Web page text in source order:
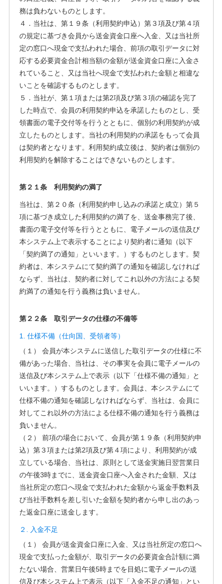
務は負わないものとします。
４．当社は、第１９条（利用契約申込）第３項及び第４項
の規定に基づき会員から送金資金口座へ入金、又は当社所
定の窓口へ現金で支払われた場合、前項の取引データに対
応する必要資金合計相当額の金額が送金資金口座に入金さ
れていること、又は当社へ現金で支払われた金額と相違な
いことを確認するものとします。
５．当社が、第１項または第2項及び第３項の確認を完了
した時点で、会員の利用契約申込を承諾したものとし、受
領書面の電子交付等を行うとともに、個別の利用契約が成
立したものとします。当社の利用契約の承諾をもって会員
は契約者となります。利用契約成立後は、契約者は個別の
利用契約を解除することはできないものとします。
第２１条 利用契約の満了
当社は、第２０条（利用契約申し込みの承諾と成立）第５
項に基づき成立した利用契約の満了を、送金事務完了後、
書面の電子交付等を行うとともに、電子メールの送信及び
本システム上で表示することにより契約者に通知（以下
「契約満了の通知」といいます。）するものとします。契
約者は、本システムにて契約満了の通知を確認しなければ
ならず、当社は、契約者に対してこれ以外の方法による契
約満了の通知を行う義務は負いません。
第２２条 取引データの仕様の不備等
1. 仕様不備（仕向国、受領者等）
（１） 会員が本システムに送信した取引データの仕様に不
備があった場合、当社は、その事実を会員に電子メールの
送信及び本システム上で表示（以下「仕様不備の通知」と
いいます。）するものとします。会員は、本システムにて
仕様不備の通知を確認しなければならず、当社は、会員に
対してこれ以外の方法による仕様不備の通知を行う義務は
負いません。
（２） 前項の場合において、会員が第１９条（利用契約申
込）第３項または第2項及び第４項により、利用契約が成
立している場合、当社は、原則として送金実施日翌営業日
の午後3時までに、送金資金口座へ入金された金額、又は
当社所定の窓口へ現金で支払われた金額から返金手数料及
び当社手数料を差し引いた金額を契約者から申し出のあっ
た返金口座に送金します。
２. 入金不足
（１） 会員が送金資金口座に入金、又は当社所定の窓口へ
現金で支払った金額が、取引データの必要資金合計額に満
たない場合、営業日午後5時までを目処に電子メールの送
信及び本システム上で表示（以下「入金不足の通知」とい